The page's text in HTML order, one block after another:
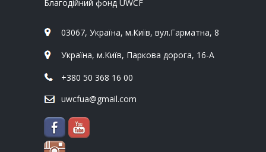
Благодійний фонд UWCF
03067, Україна, м.Київ, вул.Гарматна, 8
Україна, м.Київ, Паркова дорога, 16-А
+380 50 368 16 00
uwcfua@gmail.com